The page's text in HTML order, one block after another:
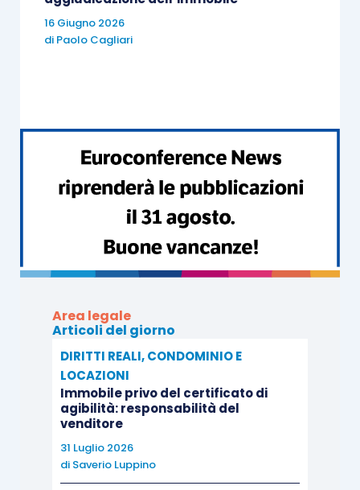
16 Giugno 2026
di Paolo Cagliari
Area legale
Articoli del giorno
DIRITTI REALI, CONDOMINIO E
LOCAZIONI
Immobile privo del certificato di
agibilità: responsabilità del
venditore
31 Luglio 2026
di Saverio Luppino